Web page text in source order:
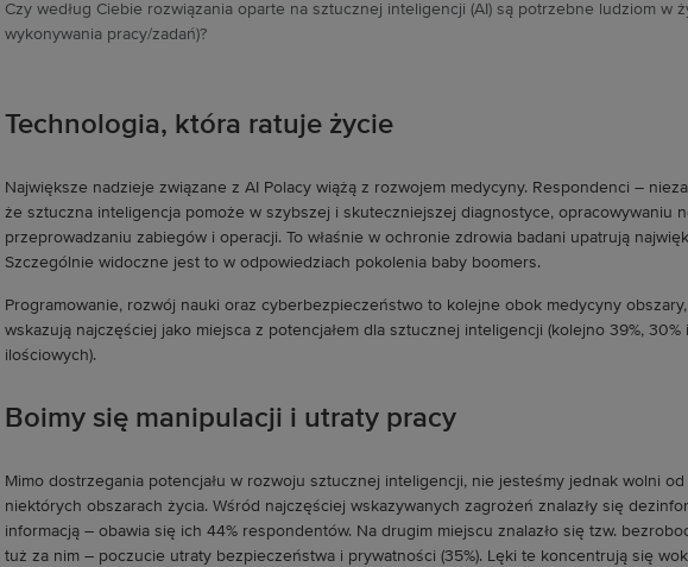
Czy według Ciebie rozwiązania oparte na sztucznej inteligencji (AI) są potrzebne ludziom w
wykonywania pracy/zadań)?
Technologia, która ratuje życie
Największe nadzieje związane z AI Polacy wiążą z rozwojem medycyny. Respondenci –
że sztuczna inteligencja pomoże w szybszej i skuteczniejszej diagnostyce, opracowywaniu
przeprowadzaniu zabiegów i operacji. To właśnie w ochronie zdrowia badani upatrują
Szczególnie widoczne jest to w odpowiedziach pokolenia baby boomers.
Programowanie, rozwój nauki oraz cyberbezpieczeństwo to kolejne obok medycyny
wskazują najczęściej jako miejsca z potencjałem dla sztucznej inteligencji (kolejno 39%, 30%
ilościowych).
Boimy się manipulacji i utraty pracy
Mimo dostrzegania potencjału w rozwoju sztucznej inteligencji, nie jesteśmy jednak wolni
niektórych obszarach życia. Wśród najczęściej wskazywanych zagrożeń znalazły się
informacją – obawia się ich 44% respondentów. Na drugim miejscu znalazło się tzw.
tuż za nim – poczucie utraty bezpieczeństwa i prywatności (35%). Lęki te koncentrują się